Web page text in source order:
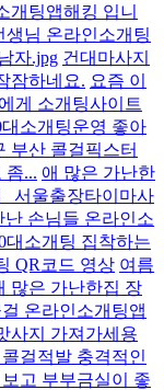
개팅앱해킹 입니
님 온라인소개팅
자.jpg 건대마사지
잠하네요. 요즘 이
게 소개팅사이트
소개팅운영 좋아
부산 콜걸픽스터
좀... 애 많은 가난한
서울출장타이마사
손님들 온라인소
대소개팅 집착하는
QR코드 영상 여름
많은 가난한집 장
온라인소개팅앱
사지 가져가세용
걸적발 충격적인
고 부부금실이 좋